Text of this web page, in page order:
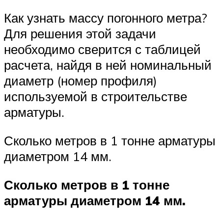
Как узнать массу погонного метра?
Для решения этой задачи
необходимо сверится с таблицей
расчета, найдя в ней номинальный
диаметр (номер профиля)
используемой в строительстве
арматуры.
Сколько метров в 1 тонне арматуры
диаметром 14 мм.
Сколько метров в 1 тонне
арматуры диаметром 14 мм.